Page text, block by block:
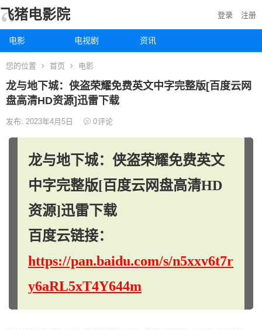
飞猪电影院
电影 电视剧 资讯
登录 注册
您的位置 首页 电影
龙与地下城：侠盗荣耀免费英文中字完整版[百度云网
盘高清HD资源]迅雷下载
发布: 2023年4月5日 0评论
龙与地下城：侠盗荣耀免费英文
中字完整版[百度云网盘高清HD
资源]迅雷下载
百度云链接：
https://pan.baidu.com/s/n5xxv6t7r
y6aRL5xT4Y644m